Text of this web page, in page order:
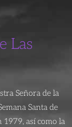
Las
Señora de la
Santa de
1979, así como la